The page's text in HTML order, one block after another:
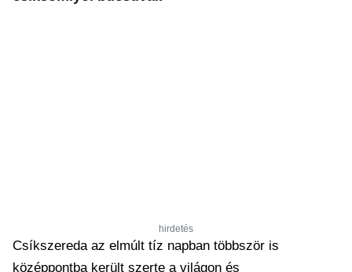
hirdetés
Csíkszereda az elmúlt tíz napban többször is
középpontba került szerte a világon és